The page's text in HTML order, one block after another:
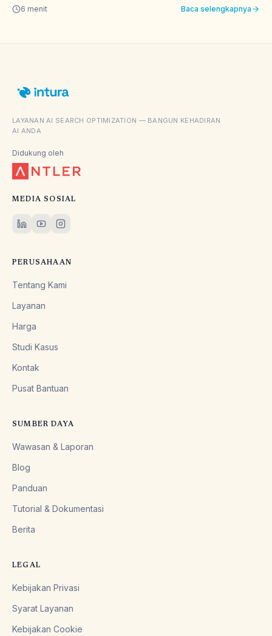
6 menit Baca selengkapnya
LAYANAN AI SEARCH OPTIMIZATION — BANGUN KEHADIRAN
AI ANDA
Didukung oleh
MEDIA SOSIAL
PERUSAHAAN
Tentang Kami
Layanan
Harga
Studi Kasus
Kontak
Pusat Bantuan
SUMBER DAYA
Wawasan & Laporan
Blog
Panduan
Tutorial & Dokumentasi
Berita
LEGAL
Kebijakan Privasi
Syarat Layanan
Kebijakan Cookie